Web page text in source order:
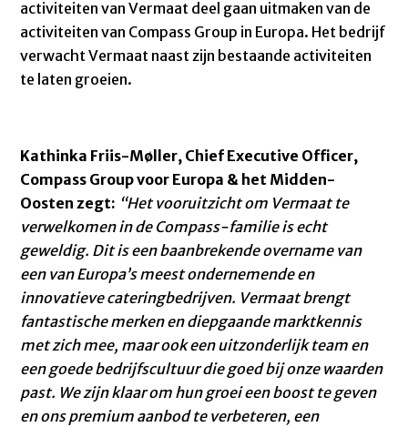
activiteiten van Vermaat deel gaan uitmaken van de
activiteiten van Compass Group in Europa. Het bedrijf
verwacht Vermaat naast zijn bestaande activiteiten
te laten groeien.
Kathinka Friis-Møller, Chief Executive Officer,
Compass Group voor Europa & het Midden-
Oosten zegt: “Het vooruitzicht om Vermaat te
verwelkomen in de Compass-familie is echt
geweldig. Dit is een baanbrekende overname van
een van Europa’s meest ondernemende en
innovatieve cateringbedrijven. Vermaat brengt
fantastische merken en diepgaande marktkennis
met zich mee, maar ook een uitzonderlijk team en
een goede bedrijfscultuur die goed bij onze waarden
past. We zijn klaar om hun groei een boost te geven
en ons premium aanbod te verbeteren, een